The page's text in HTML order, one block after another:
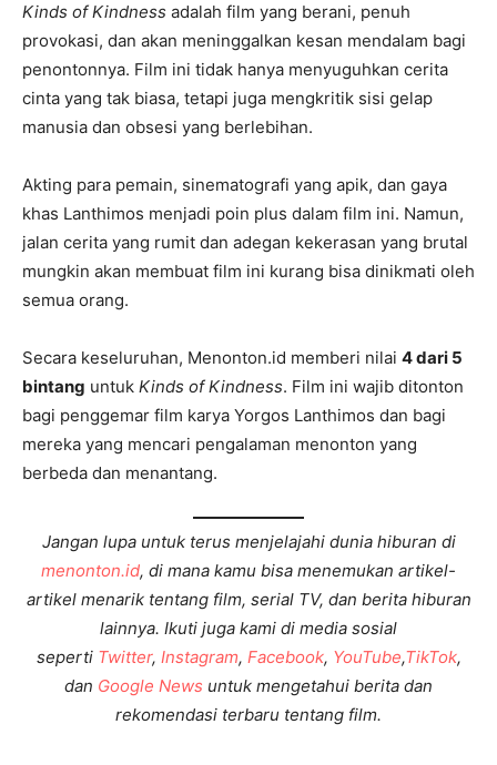
Kinds of Kindness adalah film yang berani, penuh
provokasi, dan akan meninggalkan kesan mendalam bagi
penontonnya. Film ini tidak hanya menyuguhkan cerita
cinta yang tak biasa, tetapi juga mengkritik sisi gelap
manusia dan obsesi yang berlebihan.
Akting para pemain, sinematografi yang apik, dan gaya
khas Lanthimos menjadi poin plus dalam film ini. Namun,
jalan cerita yang rumit dan adegan kekerasan yang brutal
mungkin akan membuat film ini kurang bisa dinikmati oleh
semua orang.
Secara keseluruhan, Menonton.id memberi nilai 4 dari 5
bintang untuk Kinds of Kindness. Film ini wajib ditonton
bagi penggemar film karya Yorgos Lanthimos dan bagi
mereka yang mencari pengalaman menonton yang
berbeda dan menantang.
Jangan lupa untuk terus menjelajahi dunia hiburan di
menonton.id, di mana kamu bisa menemukan artikel-
artikel menarik tentang film, serial TV, dan berita hiburan
lainnya. Ikuti juga kami di media sosial
seperti Twitter, Instagram, Facebook, YouTube,TikTok,
dan Google News untuk mengetahui berita dan
rekomendasi terbaru tentang film.